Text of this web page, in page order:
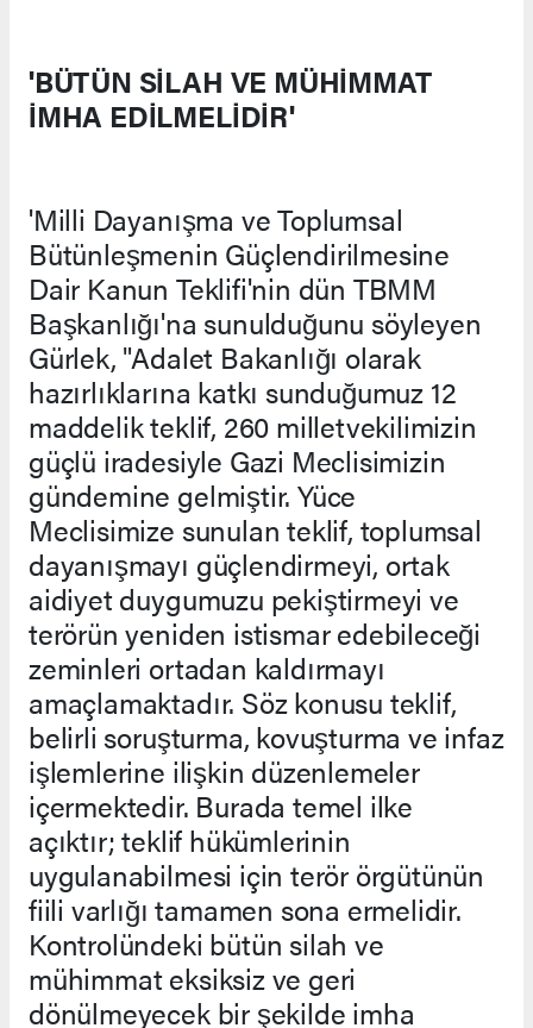
'BÜTÜN SİLAH VE MÜHİMMAT
İMHA EDİLMELİDİR'
'Milli Dayanışma ve Toplumsal
Bütünleşmenin Güçlendirilmesine
Dair Kanun Teklifi'nin dün TBMM
Başkanlığı'na sunulduğunu söyleyen
Gürlek, "Adalet Bakanlığı olarak
hazırlıklarına katkı sunduğumuz 12
maddelik teklif, 260 milletvekilimizin
güçlü iradesiyle Gazi Meclisimizin
gündemine gelmiştir. Yüce
Meclisimize sunulan teklif, toplumsal
dayanışmayı güçlendirmeyi, ortak
aidiyet duygumuzu pekiştirmeyi ve
terörün yeniden istismar edebileceği
zeminleri ortadan kaldırmayı
amaçlamaktadır. Söz konusu teklif,
belirli soruşturma, kovuşturma ve infaz
işlemlerine ilişkin düzenlemeler
içermektedir. Burada temel ilke
açıktır; teklif hükümlerinin
uygulanabilmesi için terör örgütünün
fiili varlığı tamamen sona ermelidir.
Kontrolündeki bütün silah ve
mühimmat eksiksiz ve geri
dönülmeyecek bir şekilde imha